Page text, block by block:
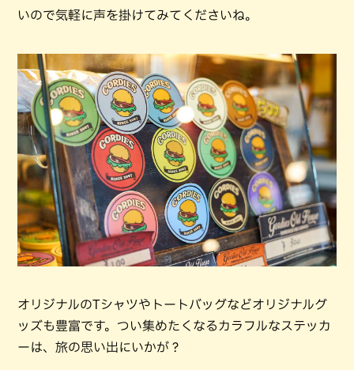
いので気軽に声を掛けてみてくださいね。
オリジナルのTシャツやトートバッグなどオリジナルグ
ッズも豊富です。つい集めたくなるカラフルなステッカ
ーは、旅の思い出にいかが？